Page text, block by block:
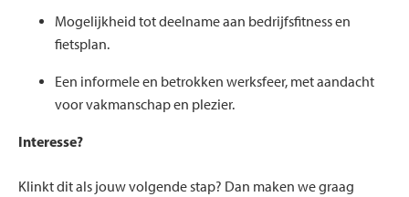
Mogelijkheid tot deelname aan bedrijfsfitness en
fietsplan.
Een informele en betrokken werksfeer, met aandacht
voor vakmanschap en plezier.
Interesse?
Klinkt dit als jouw volgende stap? Dan maken we graag